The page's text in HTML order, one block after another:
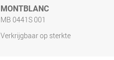
MONTBLANC
MB 0441S 001
Verkrijgbaar op sterkte